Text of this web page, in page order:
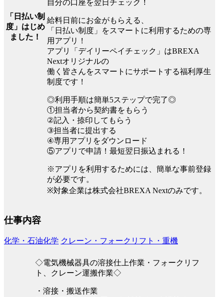
「日払い制
度」はじめ
ました！
自分の口座を翌日チェック！
給料日前にお金がもらえる、
「日払い制度」をスマートに利用するための専
用アプリ！
アプリ「デイリーペイチェック」はBREXA
Nextオリジナルの
働く皆さんをスマートにサポートする福利厚生
制度です！
◎利用手順は簡単5ステップで完了◎
①担当者から契約書をもらう
②記入・捺印してもらう
③担当者に提出する
④専用アプリをダウンロード
⑤アプリで申請！最短翌日振込まれる！
※アプリを利用するためには、簡単な事前登録
が必要です。
※対象企業は株式会社BREXA Nextのみです。
仕事内容
化学・石油化学 クレーン・フォークリフト・重機
◇電気機械器具の溶接仕上作業・フォークリフ
ト、クレーン運搬作業◇
・溶接・搬送作業